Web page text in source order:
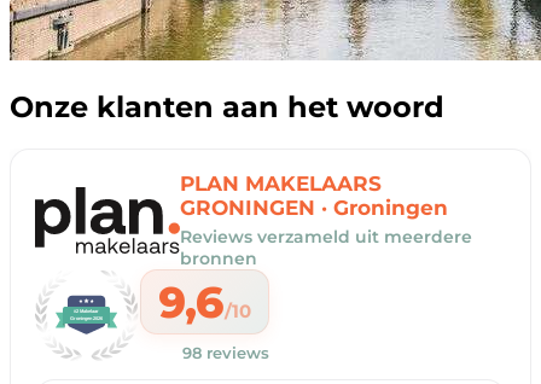
Onze klanten aan het woord